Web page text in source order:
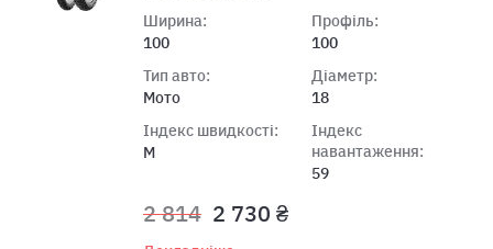
Ширина:
100
Тип авто:
Мото
Індекс швидкості:
M
Профіль:
100
Діаметр:
18
Індекс
навантаження:
59
2 814 2 730 ₴